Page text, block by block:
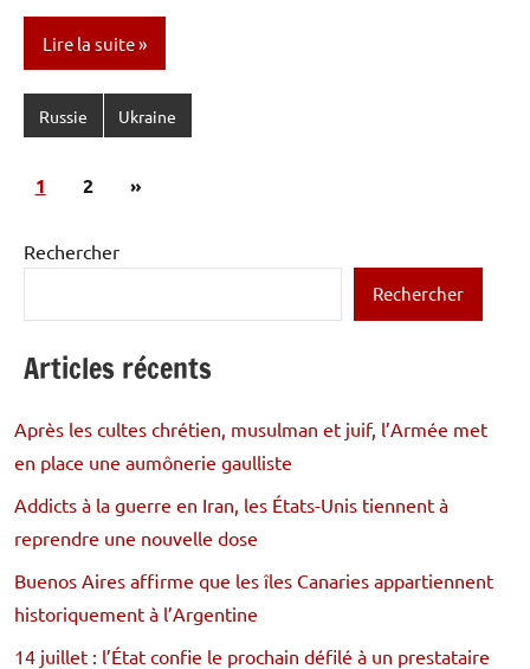
Lire la suite
Russie Ukraine
Pagination
publications
1 2
Articles
»
Rechercher
Rechercher
Articles récents
Après les cultes chrétien, musulman et juif, l’Armée met
en place une aumônerie gaulliste
Addicts à la guerre en Iran, les États-Unis tiennent à
reprendre une nouvelle dose
Buenos Aires affirme que les îles Canaries appartiennent
historiquement à l’Argentine
14 juillet : l’État confie le prochain défilé à un prestataire